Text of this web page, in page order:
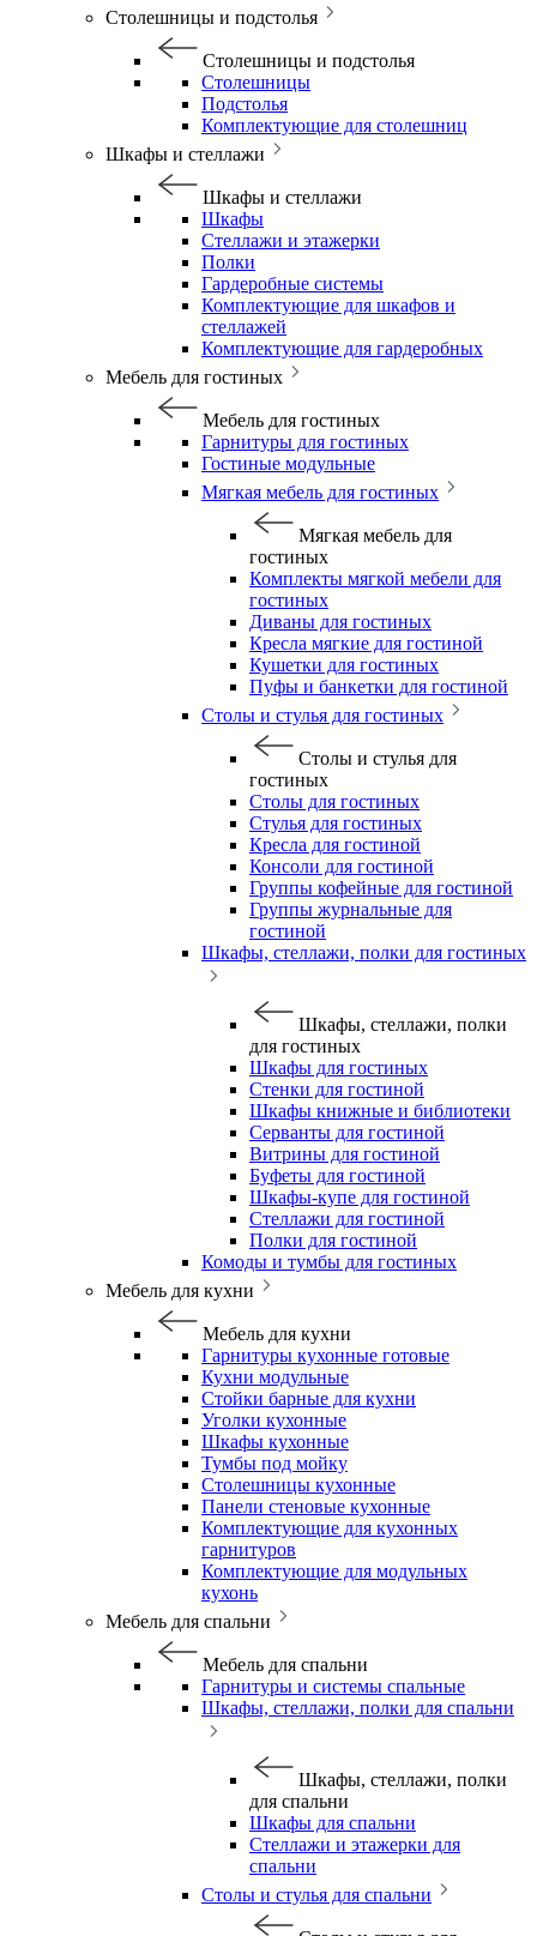
Столешницы и подстолья
Столешницы и подстолья
Столешницы
Подстолья
Комплектующие для столешниц
Шкафы и стеллажи
Шкафы и стеллажи
Шкафы
Стеллажи и этажерки
Полки
Гардеробные системы
Комплектующие для шкафов и
стеллажей
Комплектующие для гардеробных
Мебель для гостиных
Мебель для гостиных
Гарнитуры для гостиных
Гостиные модульные
Мягкая мебель для гостиных
Мягкая мебель для
гостиных
Комплекты мягкой мебели для
гостиных
Диваны для гостиных
Кресла мягкие для гостиной
Кушетки для гостиных
Пуфы и банкетки для гостиной
Столы и стулья для гостиных
Столы и стулья для
гостиных
Столы для гостиных
Стулья для гостиных
Кресла для гостиной
Консоли для гостиной
Группы кофейные для гостиной
Группы журнальные для
гостиной
Шкафы, стеллажи, полки для гостиных
Шкафы, стеллажи, полки
для гостиных
Шкафы для гостиных
Стенки для гостиной
Шкафы книжные и библиотеки
Серванты для гостиной
Витрины для гостиной
Буфеты для гостиной
Шкафы-купе для гостиной
Стеллажи для гостиной
Полки для гостиной
Комоды и тумбы для гостиных
Мебель для кухни
Мебель для кухни
Гарнитуры кухонные готовые
Кухни модульные
Стойки барные для кухни
Уголки кухонные
Шкафы кухонные
Тумбы под мойку
Столешницы кухонные
Панели стеновые кухонные
Комплектующие для кухонных
гарнитуров
Комплектующие для модульных
кухонь
Мебель для спальни
Мебель для спальни
Гарнитуры и системы спальные
Шкафы, стеллажи, полки для спальни
Шкафы, стеллажи, полки
для спальни
Шкафы для спальни
Стеллажи и этажерки для
спальни
Столы и стулья для спальни